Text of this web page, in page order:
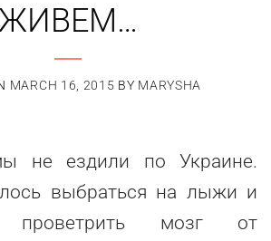
MARCH 16, 2015 BY MARYSHA
не ездили по Украине.
выбраться на лыжи и
проветрить мозг от